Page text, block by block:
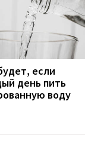
если
день пить
воду